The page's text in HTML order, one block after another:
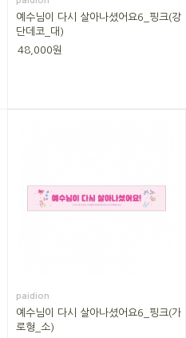
예수님이 다시 살아나셨어요6_핑크(강
단데코_대)
48,000원
paidion
예수님이 다시 살아나셨어요6_핑크(가
로형_소)